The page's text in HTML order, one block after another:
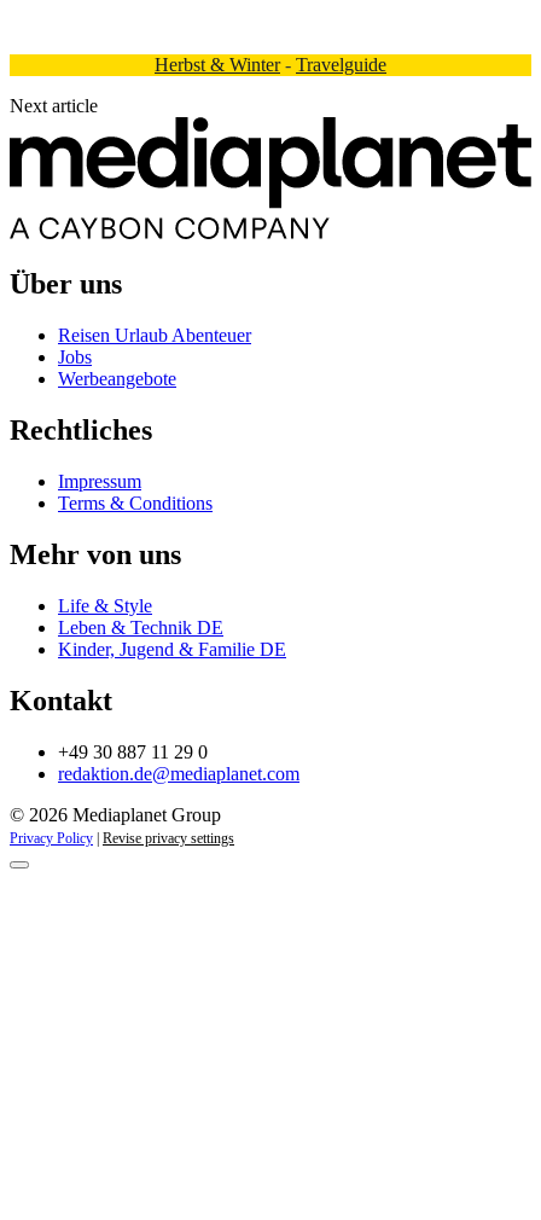
Herbst & Winter- Travelguide
Next article
Über uns
Reisen Urlaub Abenteuer
Jobs
Werbeangebote
Rechtliches
Impressum
Terms & Conditions
Mehr von uns
Life & Style
Leben & Technik DE
Kinder, Jugend & Familie DE
Kontakt
+49 30 887 11 29 0
redaktion.de@mediaplanet.com
© 2026 Mediaplanet Group
Privacy Policy | Revise privacy settings